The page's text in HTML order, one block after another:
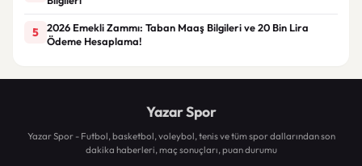
5
2026 Emekli Zammı: Taban Maaş Bilgileri ve 20 Bin Lira
Ödeme Hesaplama!
Yazar Spor
Yazar Spor - Futbol, basketbol, voleybol, tenis ve tüm spor dallarından son
dakika haberleri, maç sonuçları, puan durumu